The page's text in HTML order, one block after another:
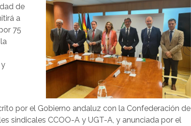
de
a
75
por el Gobierno andaluz con la Confederación de
sindicales CCOO-A y UGT-A, y anunciada por el